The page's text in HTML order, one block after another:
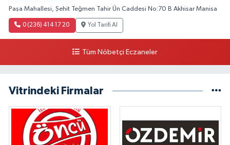
Paşa Mahallesi, Şehit Teğmen Tahir Ün Caddesi No:70 B Akhisar Manisa
0 (236) 414 17 20 Yol Tarifi Al
Tüm Nöbetçi Eczaneler
Vitrindeki Firmalar